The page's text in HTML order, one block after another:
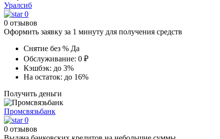
Уралсиб
0
0 отзывов
Оформить заявку за 1 минуту для получения средств
Снятие без % Да
Обслуживание: 0 ₽
Кэшбэк: до 3%
На остаток: до 16%
Получить деньги
Промсвязьбанк
0
0 отзывов